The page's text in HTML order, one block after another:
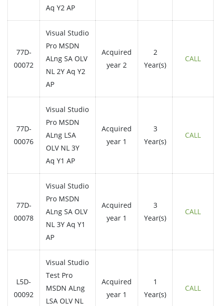
Aq Y2 AP
77D-
00072
Visual Studio
Pro MSDN
ALng SA OLV
NL 2Y Aq Y2
AP
Acquired
year 2
2
Year(s)
CALL
77D-
00076
Visual Studio
Pro MSDN
ALng LSA
OLV NL 3Y
Aq Y1 AP
Acquired
year 1
3
Year(s)
CALL
77D-
00078
Visual Studio
Pro MSDN
ALng SA OLV
NL 3Y Aq Y1
AP
Acquired
year 1
3
Year(s)
CALL
L5D-
00092
Visual Studio
Test Pro
MSDN ALng
LSA OLV NL
Acquired
year 1
1
Year(s)
CALL